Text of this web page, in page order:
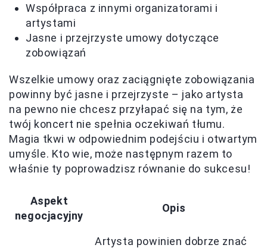
Współpraca z innymi organizatorami i
artystami
Jasne i przejrzyste umowy dotyczące
zobowiązań
Wszelkie umowy oraz zaciągnięte zobowiązania
powinny być jasne i przejrzyste – jako artysta
na pewno nie chcesz przyłapać się na tym, że
twój koncert nie spełnia oczekiwań tłumu.
Magia tkwi w odpowiednim podejściu i otwartym
umyśle. Kto wie, może następnym razem to
właśnie ty poprowadzisz równanie do sukcesu!
Aspekt
negocjacyjny
Opis
Artysta powinien dobrze znać